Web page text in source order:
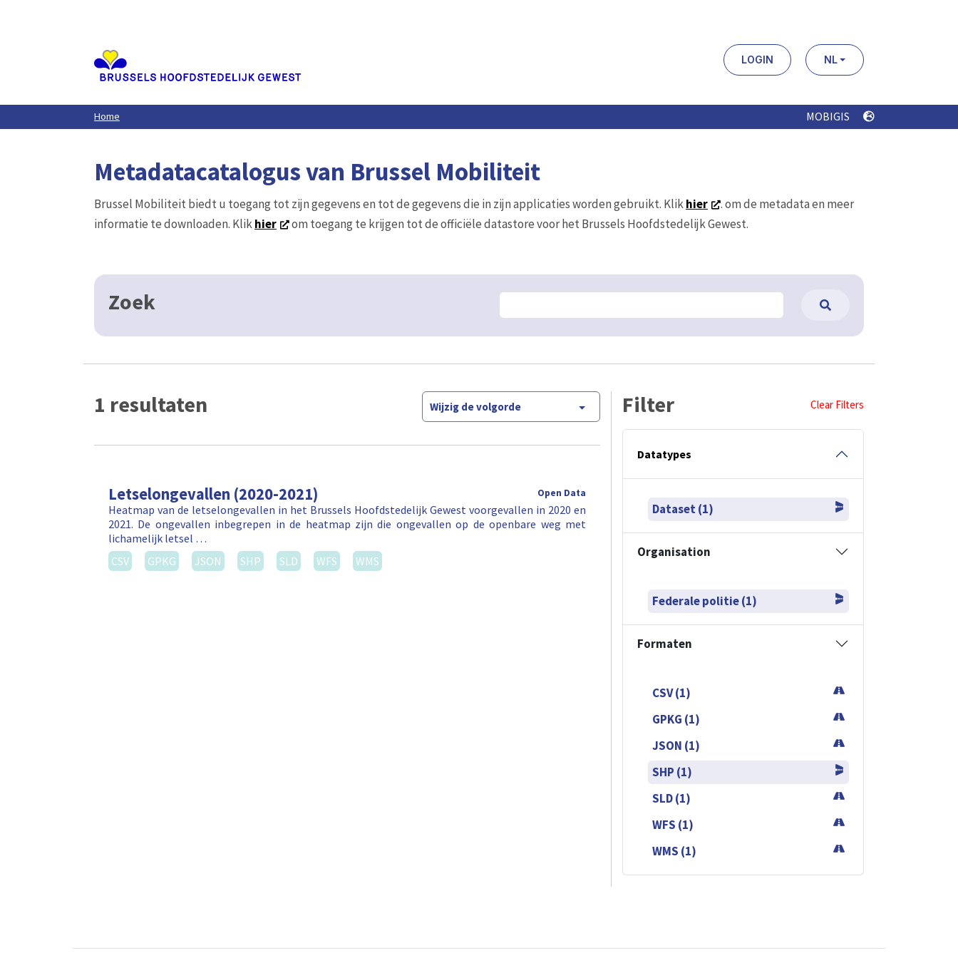
LOGIN NL
Home MOBIGIS
Metadatacatalogus van Brussel Mobiliteit
Brussel Mobiliteit biedt u toegang tot zijn gegevens en tot de gegevens die in zijn applicaties worden gebruikt. Klikhier
. om de metadata en meer
informatie te downloaden. Klikhier om toegang te krijgen tot de officiële datastore voor het Brussels Hoofdstedelijk Gewest.
Zoek
1 resultaten Wijzig de volgorde
Letselongevallen (2020-2021) Open Data
Heatmap van de letselongevallen in het Brussels Hoofdstedelijk Gewest voorgevallen in 2020 en
2021. De ongevallen inbegrepen in de heatmap zijn die ongevallen op de openbare weg met
lichamelijk letsel …
CSV
GPKG JSON SHP SLD WFS WMS
Filter Clear Filters
Datatypes
Dataset (1)
Organisation
Federale politie (1)
Formaten
CSV (1)
GPKG (1)
JSON (1)
SHP (1)
SLD (1)
WFS (1)
WMS (1)